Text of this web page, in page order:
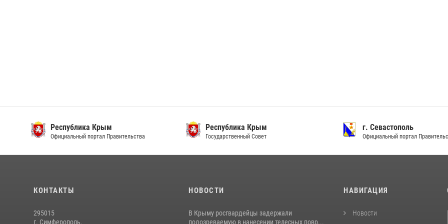
Республика Крым
Официальный портал Правительства
Республика Крым
Государственный Совет
г. Севастополь
Официальный портал
КОНТАКТЫ
295015
г. Симферополь,
НОВОСТИ
В Крыму росгвардейцы задержали
подозреваемую в нанесении телесных повр...
НАВИГАЦИЯ
Новости